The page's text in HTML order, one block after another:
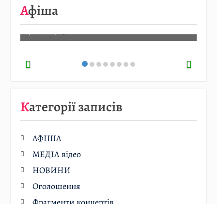
Афіша
Детальніше…
Категорії записів
АФІША
МЕДІА відео
НОВИНИ
Оголошення